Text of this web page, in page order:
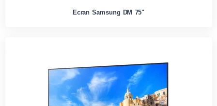
Ecran Samsung DM 75"